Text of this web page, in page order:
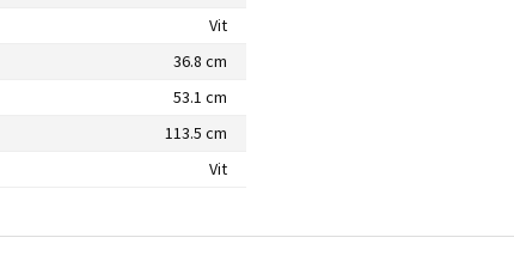
Vit
36.8 cm
53.1 cm
113.5 cm
Vit